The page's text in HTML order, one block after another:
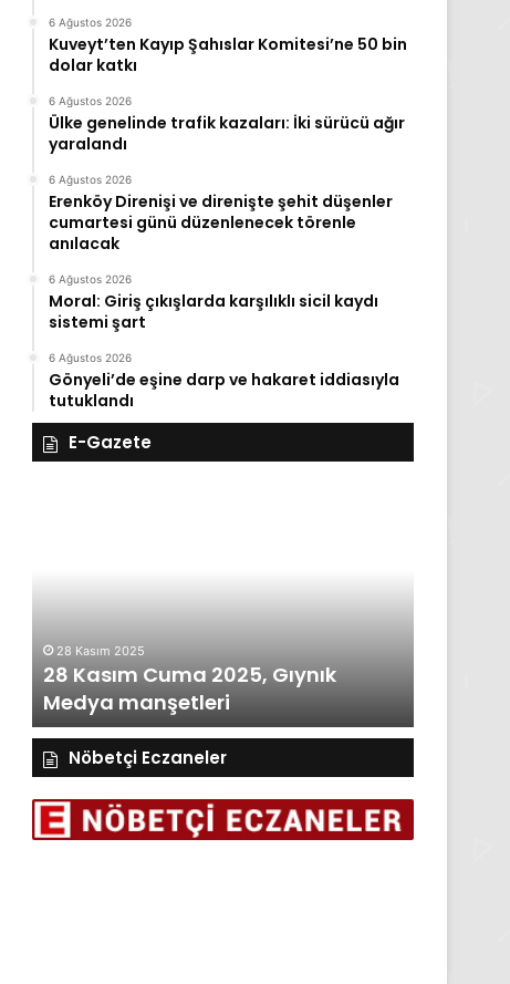
6 Ağustos 2026
Kuveyt’ten Kayıp Şahıslar Komitesi’ne 50 bin
dolar katkı
6 Ağustos 2026
Ülke genelinde trafik kazaları: İki sürücü ağır
yaralandı
6 Ağustos 2026
Erenköy Direnişi ve direnişte şehit düşenler
cumartesi günü düzenlenecek törenle
anılacak
6 Ağustos 2026
Moral: Giriş çıkışlarda karşılıklı sicil kaydı
sistemi şart
6 Ağustos 2026
Gönyeli’de eşine darp ve hakaret iddiasıyla
tutuklandı
E-Gazete
28 Kasım 2025
28 Kasım Cuma 2025, Gıynık
Medya manşetleri
Nöbetçi Eczaneler